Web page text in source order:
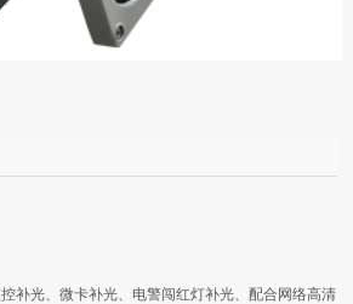
补光、微卡补光、电警闯红灯补光、配合网络高清